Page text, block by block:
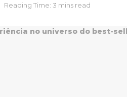
Reading Time: 3 mins read